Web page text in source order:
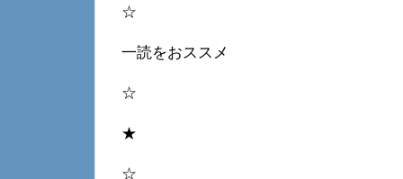
☆
一読をおススメ
☆
★
☆